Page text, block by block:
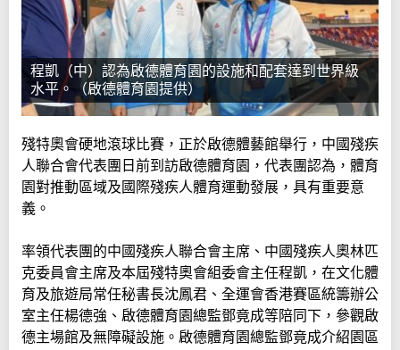
程凱（中）認為啟德體育園的設施和配套達到世界級
水平。（啟德體育園提供）
殘特奧會硬地滾球比賽，正於啟德體藝館舉行，中國殘疾
人聯合會代表團日前到訪啟德體育園，代表團認為，體育
園對推動區域及國際殘疾人體育運動發展，具有重要意
義。
率領代表團的中國殘疾人聯合會主席、中國殘疾人奧林匹
克委員會主席及本屆殘特奧會組委會主任程凱，在文化體
育及旅遊局常任秘書長沈鳳君、全運會香港賽區統籌辦公
室主任楊德強、啟德體育園總監鄧竟成等陪同下，參觀啟
德主場館及無障礙設施。啟德體育園總監鄧竟成介紹園區